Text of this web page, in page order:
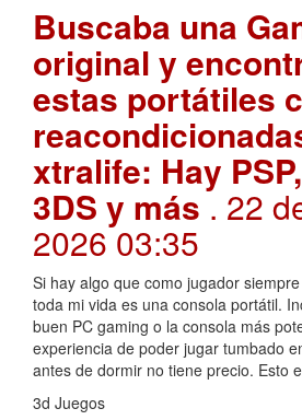
Buscaba una
original y
estas portátiles
xtralife: Hay
3DS y más. 22
2026 03:35
Si hay algo que como jugador
toda mi vida es una consola portátil.
buen PC gaming o la consola más
experiencia de poder jugar tumbado
antes de dormir no tiene precio. Esto
3d Juegos